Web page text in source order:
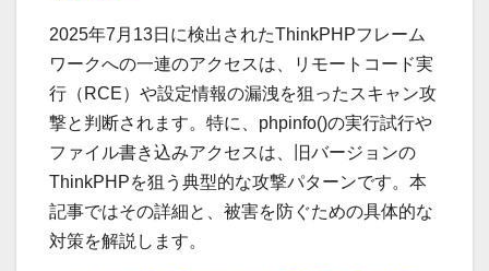
2025年7月13日に検出されたThinkPHPフレーム
ワークへの一連のアクセスは、リモートコード実
行（RCE）や設定情報の漏洩を狙ったスキャン攻
撃と判断されます。特に、phpinfo()の実行試行や
ファイル書き込みアクセスは、旧バージョンの
ThinkPHPを狙う典型的な攻撃パターンです。本
記事ではその詳細と、被害を防ぐための具体的な
対策を解説します。